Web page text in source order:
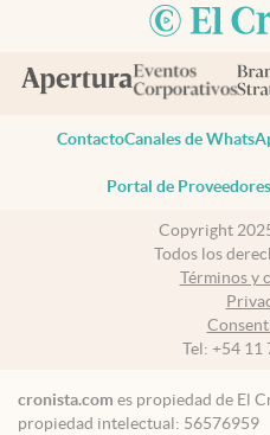
ContactoCanales de
Portal de Proveedores
Copyright
Todos los
Términos y
Tel: +54 11
cronista.com es propiedad de El
propiedad intelectual: 56576959